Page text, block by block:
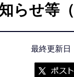
らせ等（
最終更新日